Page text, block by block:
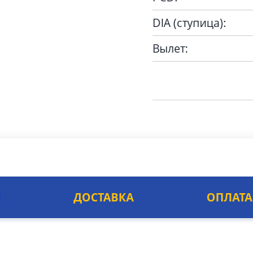
DIA (ступица):
Вылет:
ДОСТАВКА ОПЛАТА